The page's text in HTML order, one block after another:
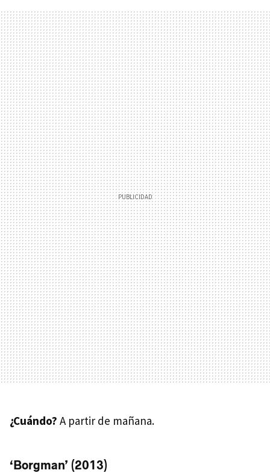
¿Cuándo? A partir de mañana.
‘Borgman’ (2013)